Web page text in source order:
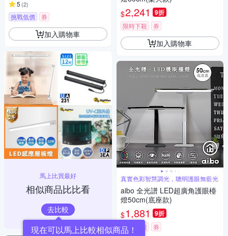
5 (2)
挑戰低價 券
加入購物車
馬上比買最好
相似商品比比看
去比較
現在可以馬上比較相似商品！
$2,241 9折
限時下殺 券
加入購物車
真實色彩智慧調光，聰明護眼無藍光
aibo 全光譜 LED超廣角護眼檯
燈50cm(底座款)
$1,881 9折
限時下殺 券